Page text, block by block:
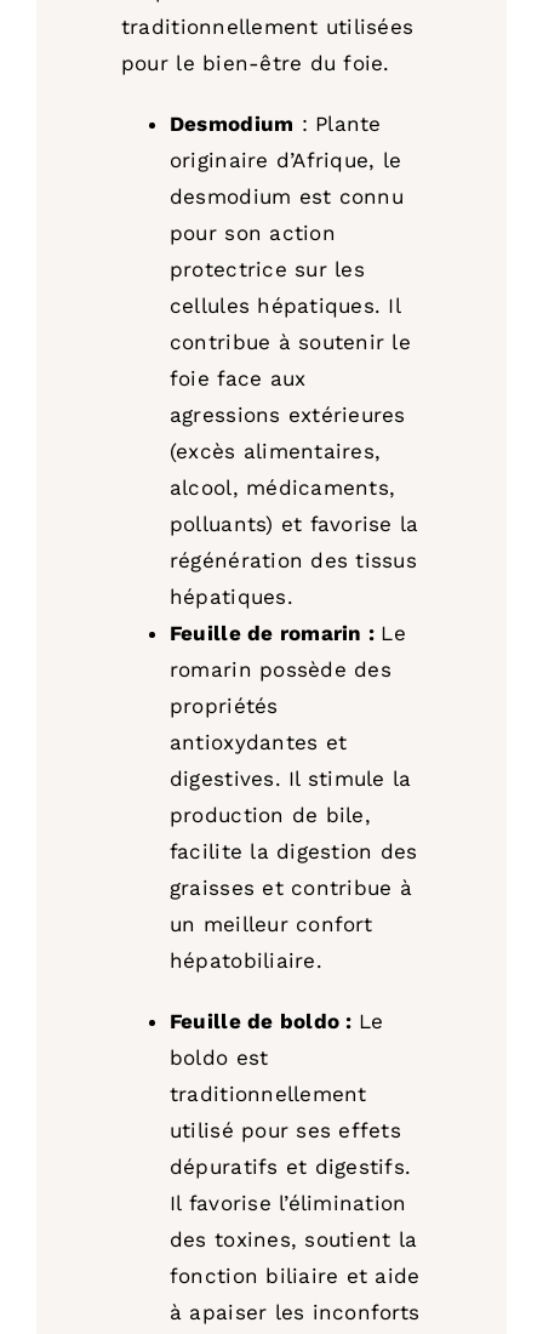
traditionnellement utilisées
pour le bien-être du foie.
Desmodium : Plante
originaire d’Afrique, le
desmodium est connu
pour son action
protectrice sur les
cellules hépatiques. Il
contribue à soutenir le
foie face aux
agressions extérieures
(excès alimentaires,
alcool, médicaments,
polluants) et favorise la
régénération des tissus
hépatiques.
Feuille de romarin : Le
romarin possède des
propriétés
antioxydantes et
digestives. Il stimule la
production de bile,
facilite la digestion des
graisses et contribue à
un meilleur confort
hépatobiliaire.
Feuille de boldo : Le
boldo est
traditionnellement
utilisé pour ses effets
dépuratifs et digestifs.
Il favorise l’élimination
des toxines, soutient la
fonction biliaire et aide
à apaiser les inconforts